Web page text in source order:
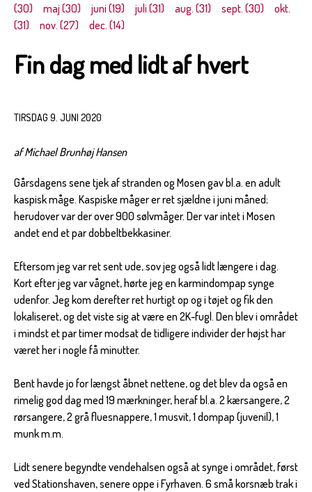
(30)
maj (30) juni (19) juli (31) aug. (31) sept. (30)
okt.
(31)
nov. (27) dec. (14)
Fin dag med lidt af hvert
TIRSDAG 9. JUNI 2020
af Michael Brunhøj Hansen
Gårsdagens sene tjek af stranden og Mosen gav bl.a. en adult
kaspisk måge. Kaspiske måger er ret sjældne i juni måned;
herudover var der over 900 sølvmåger. Der var intet i Mosen
andet end et par dobbeltbekkasiner.
Eftersom jeg var ret sent ude, sov jeg også lidt længere i dag.
Kort efter jeg var vågnet, hørte jeg en karmindompap synge
udenfor. Jeg kom derefter ret hurtigt op og i tøjet og fik den
lokaliseret, og det viste sig at være en 2K-fugl. Den blev i området
i mindst et par timer modsat de tidligere individer der højst har
været her i nogle få minutter.
Bent havde jo for længst åbnet nettene, og det blev da også en
rimelig god dag med 19 mærkninger, heraf bl.a. 2 kærsangere, 2
rørsangere, 2 grå fluesnappere, 1 musvit, 1 dompap (juvenil), 1
munk m.m.
Lidt senere begyndte vendehalsen også at synge i området, først
ved Stationshaven, senere oppe i Fyrhaven. 6 små korsnæb trak i